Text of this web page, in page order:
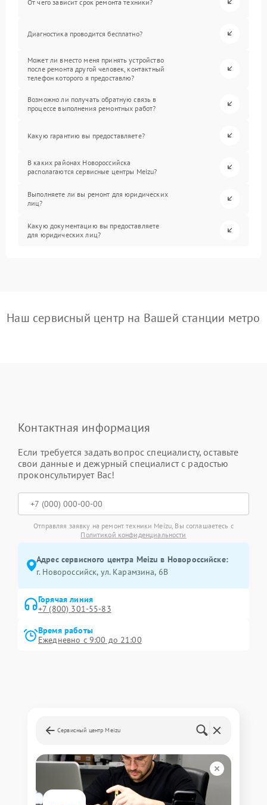
От чего зависит срок ремонта техники?
Диагностика проводится бесплатно?
Может ли вместо меня принять устройство
после ремонта другой человек, контактный
телефон которого я предоставлю?
Возможно ли получать обратную связь в
процессе выполнения ремонтных работ?
Какую гарантию вы предоставляете?
В каких районах Новороссийска
располагаются сервисные центры Meizu?
Выполняете ли вы ремонт для юридических
лиц?
Какую документацию вы предоставляете
для юридических лиц?
Наш сервисный центр на Вашей станции метро
Контактная информация
Если требуется задать вопрос специалисту, оставьте
свои данные и дежурный специалист с радостью
проконсультирует Вас!
Отправляя заявку на ремонт техники Meizu, Вы соглашаетесь с
Политикой конфиденциальности
Адрес сервисного центра Meizu в Новороссийске:
г. Новороссийск, ул. Карамзина, 6В
Горячая линия
+7 (800) 301-55-83
Время работы
Ежедневно с 9:00 до 21:00
Сервисный центр Meizu